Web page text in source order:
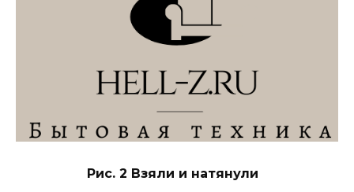
Рис. 2 Взяли и натянули